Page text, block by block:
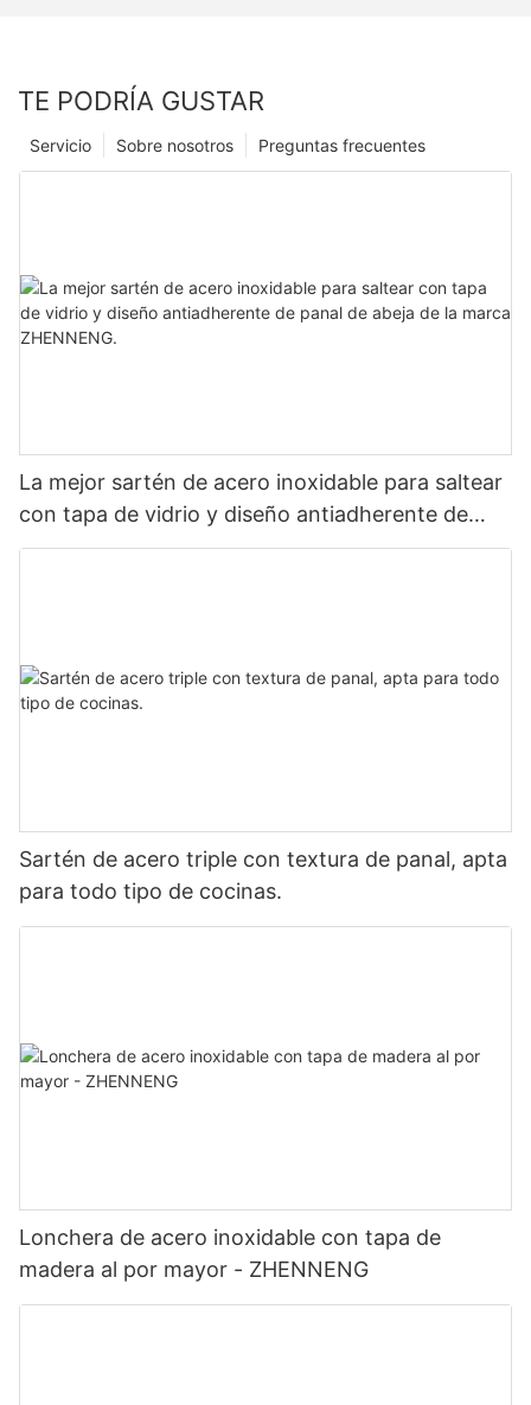
TE PODRÍA GUSTAR
Preguntas frecuentes
Sobre nosotros
Servicio
La mejor sartén de acero inoxidable para saltear
con tapa de vidrio y diseño antiadherente de
panal de abeja de la marca ZHENNENG.
Sartén de acero triple con textura de panal, apta
para todo tipo de cocinas.
Lonchera de acero inoxidable con tapa de
madera al por mayor - ZHENNENG